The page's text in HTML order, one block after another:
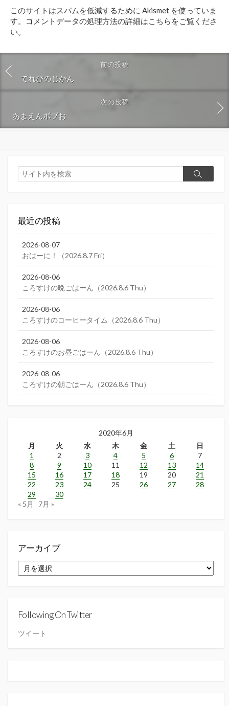
す
る
このサイトはスパムを低減するために Akismet を使っていま
す。
コメントデータの処理方法の詳細はこちらをご覧くださ
い。
前の投稿
てれぴのじかん
次の投稿
あまえんボブお
検
索
検
最近の投稿
2026-08-07
おはーに！（2026.8.7 Fri）
2026-08-06
ころすけの晩ごはーん（2026.8.6 Thu）
2026-08-06
ころすけのコーヒータイム（2026.8.6 Thu）
2026-08-06
ころすけのお昼ごはーん（2026.8.6 Thu）
2026-08-06
ころすけの朝ごはーん（2026.8.6 Thu）
2020年6月
月
火 水 木 金 土
日
1
2 3 4 5 6
7
8
9 10 11 12 13
14
15
16 17 18 19 20
21
22
23 24 25 26 27
28
29
30
« 5月
7月 »
アーカイブ
ー
Following On Twitter
ツイート